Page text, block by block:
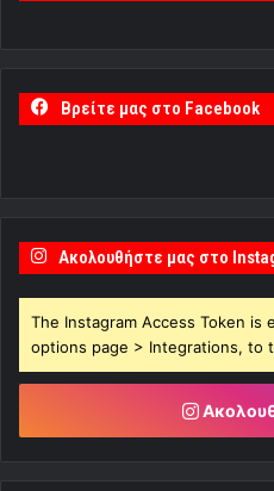
Βρείτε μας στο Facebook
Ακολουθήστε μας στο
The Instagram Access Token is
options page > Integrations, to